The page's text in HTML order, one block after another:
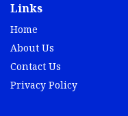
Links
Home
About Us
Contact Us
Privacy Policy